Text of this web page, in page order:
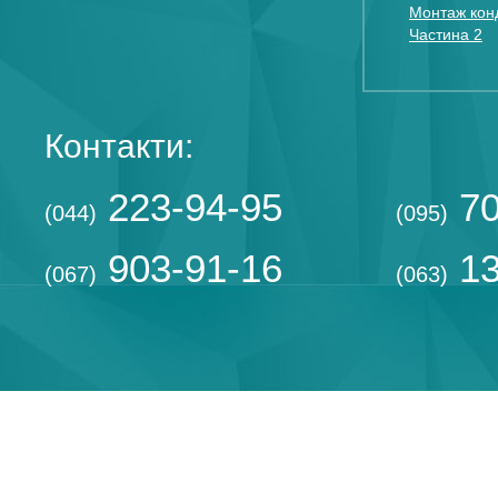
Монтаж
Частина 2
Контакти:
(044) 223-94-95
(067) 903-91-16
(095)
(063)